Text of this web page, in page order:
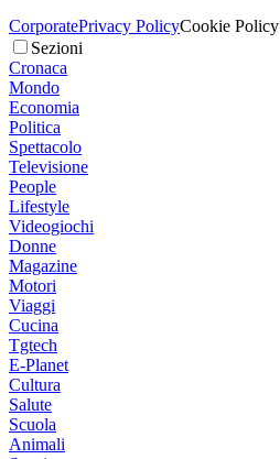
CorporatePrivacy PolicyCookie Policy
Sezioni
Cronaca
Mondo
Economia
Politica
Spettacolo
Televisione
People
Lifestyle
Videogiochi
Donne
Magazine
Motori
Viaggi
Cucina
Tgtech
E-Planet
Cultura
Salute
Scuola
Animali